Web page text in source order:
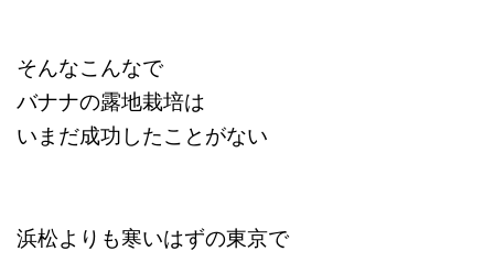
そんなこんなで
バナナの露地栽培は
いまだ成功したことがない
浜松よりも寒いはずの東京で